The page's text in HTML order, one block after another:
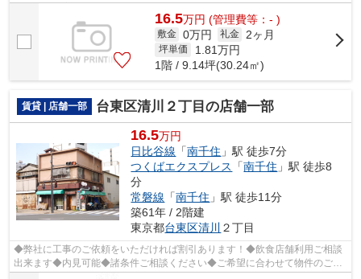
物件のご提案が可能です◇お気軽にお問い合わ...
16.5万円 (管理費等：- )
敷金 0万円 礼金 2ヶ月
坪単価 1.81万円
1階 / 9.14坪(30.24㎡)
賃貸 | 店舗一部 台東区清川２丁目の店舗一部
16.5万円
日比谷線 「南千住 」駅 徒歩7分
つくばエクスプレス
「南千住 」駅 徒歩8
分
常磐線 「南千住 」駅 徒歩11分
築61年 / 2階建
東京都台東区清川 ２丁目
◆弊社に工事のご依頼をいただければ割引あります！◆飲食店舗利用ご相談
出来ます◆内見可能◆諸条件ご相談ください◆ご希望に合わせて物件のご紹